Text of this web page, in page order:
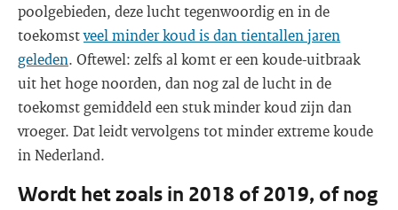
poolgebieden, deze lucht tegenwoordig en in de
toekomstveel minder koud is dan tientallen jaren
geleden. Oftewel: zelfs al komt er een koude-uitbraak
uit het hoge noorden, dan nog zal de lucht in de
toekomst gemiddeld een stuk minder koud zijn dan
vroeger. Dat leidt vervolgens tot minder extreme koude
in Nederland.
Wordt het zoals in 2018 of 2019, of nog